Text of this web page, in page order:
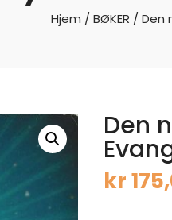
Hjem /BØKER / Den
Den
kr